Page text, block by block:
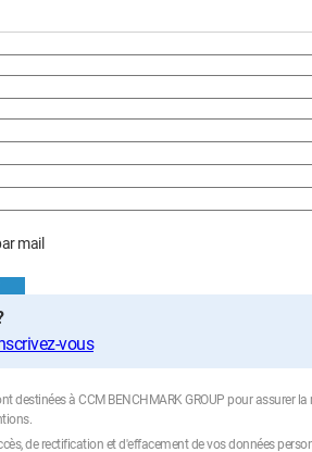
mail
vous
destinées à CCM BENCHMARK GROUP pour assurer
de rectification et d'effacement de vos données